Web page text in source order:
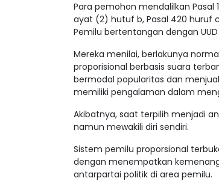
Para pemohon mendalilkan Pasal
ayat (2) hutuf b, Pasal 420 huruf
Pemilu bertentangan dengan UUD
Mereka menilai, berlakunya
proporisional berbasis suara
bermodal popularitas dan
memiliki pengalaman dalam
Akibatnya, saat terpilih menjadi
namun mewakili diri sendiri.
Sistem pemilu proporsional
dengan menempatkan
antarpartai politik di area pemilu.